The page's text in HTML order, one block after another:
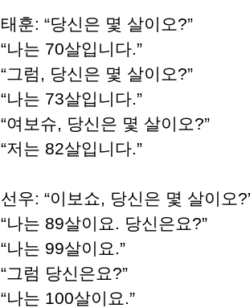
태훈: “당신은 몇 살이오?”
“나는 70살입니다.”
“그럼, 당신은 몇 살이오?”
“나는 73살입니다.”
“여보슈, 당신은 몇 살이오?”
“저는 82살입니다.”
선우: “이보쇼, 당신은 몇 살이오
“나는 89살이요. 당신은요?”
“나는 99살이요.”
“그럼 당신은요?”
“나는 100살이요.”